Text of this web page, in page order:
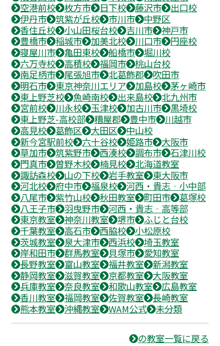
空港前校
枚方市 日下校 藤沢市
出口校
伊丹市
筑紫が丘校 市川市
中野区
香住丘校
小山田桜台校 吉川市
神戸市
豊橋市
稲城市 加美北校 川口市
円座校
寝屋川市
亀田東校 船橋市
堀川校
六万寺校
高積校 福岡市
桃山台校
南足柄市
尾張旭市 北葛飾郡
吹田市
明石市
東京神奈川エリア 加島校
茅ヶ崎市
東上野芝校
魚崎南校 出来島校
北九州市
宮前校
川永校 玉津校 加古川市
黒埼校
東上野芝-高校部
糟屋郡 豊中市
川越市
高見校
葛飾区 大田区
中山校
新今宮駅前校
六十谷校 姫路市
大阪市
草加市
筑紫野市 西湊校 調布市
石津川校
門真市
曽野木校 楠見校
北海道教室
諏訪森校
山の下校 岩手教室
東大阪市
河北校
府中市 福泉校
河西・貴志‐小中部
八尾市
紫竹山校 秋田教室 町田市
葛塚校
八王子市
羽曳野市
河西・貴志‐高等部
東京教室
神奈川教室 堺市
ふじと台校
千葉教室
高石市 西脇校
小松原校
茨城教室
泉大津市 西浜校
埼玉教室
岸和田市
群馬教室 貝塚市
愛知教室
長野教室
富山教室 福井教室
新潟教室
静岡教室
滋賀教室 京都教室
大阪教室
兵庫教室
奈良教室 和歌山教室
広島教室
香川教室
福岡教室 佐賀教室
長崎教室
熊本教室
沖縄教室 WAM公式 未分類
の教室一覧に戻る